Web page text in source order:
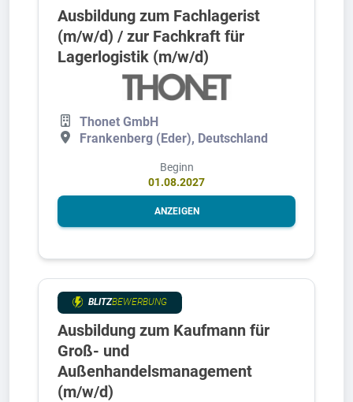
Ausbildung zum Fachlagerist
(m/w/d) / zur Fachkraft für
Lagerlogistik (m/w/d)
Thonet GmbH
Frankenberg (Eder), Deutschland
Beginn
01.08.2027
ANZEIGEN
BLITZBEWERBUNG
Ausbildung zum Kaufmann für
Groß- und
Außenhandelsmanagement
(m/w/d)